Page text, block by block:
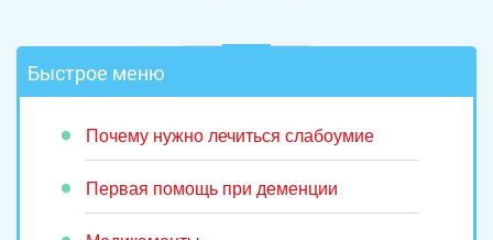
Быстрое меню
Почему нужно лечиться слабоумие
Первая помощь при деменции